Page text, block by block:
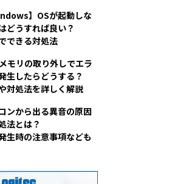
】OSが起動しな
どうすれば良い？
できる対処法
モリの取り外しでエラ
生したらどうする？
対処法を詳しく解説
ンから出る異音の原因
法とは？
生時の注意事項なども